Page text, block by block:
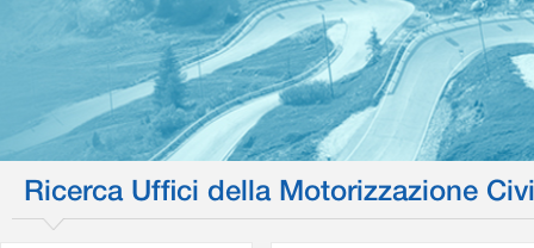
Ricerca Uffici della Motorizzazione